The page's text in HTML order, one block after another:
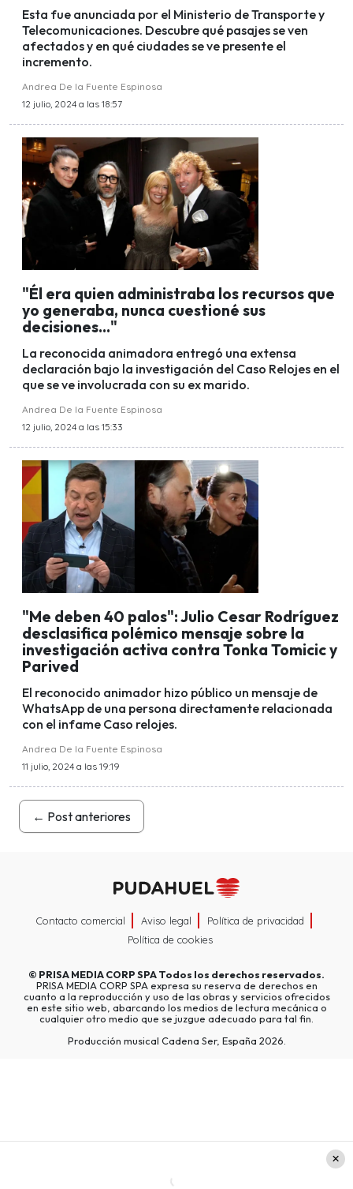
Esta fue anunciada por el Ministerio de Transporte y
Telecomunicaciones. Descubre qué pasajes se ven
afectados y en qué ciudades se ve presente el
incremento.
Andrea De la Fuente Espinosa
12 julio, 2024 a las 18:57
"Él era quien administraba los recursos que
yo generaba, nunca cuestioné sus
decisiones..."
La reconocida animadora entregó una extensa
declaración bajo la investigación del Caso Relojes en el
que se ve involucrada con su ex marido.
Andrea De la Fuente Espinosa
12 julio, 2024 a las 15:33
"Me deben 40 palos": Julio Cesar Rodríguez
desclasifica polémico mensaje sobre la
investigación activa contra Tonka Tomicic y
Parived
El reconocido animador hizo público un mensaje de
WhatsApp de una persona directamente relacionada
con el infame Caso relojes.
Andrea De la Fuente Espinosa
11 julio, 2024 a las 19:19
← Post anteriores
Contacto comercial Aviso legal
Política de privacidad
Política de cookies
© PRISA MEDIA CORP SPATodos los derechos reservados.
PRISA MEDIA CORP SPA expresa su reserva de derechos en
cuanto a la reproducción y uso de las obras y servicios ofrecidos
en este sitio web, abarcando los medios de lectura mecánica o
cualquier otro medio que se juzgue adecuado para tal fin.
Producción musical Cadena Ser, España 2026.